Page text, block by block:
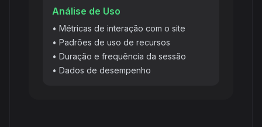
Análise de Uso
• Métricas de interação com o site
• Padrões de uso de recursos
• Duração e frequência da sessão
• Dados de desempenho